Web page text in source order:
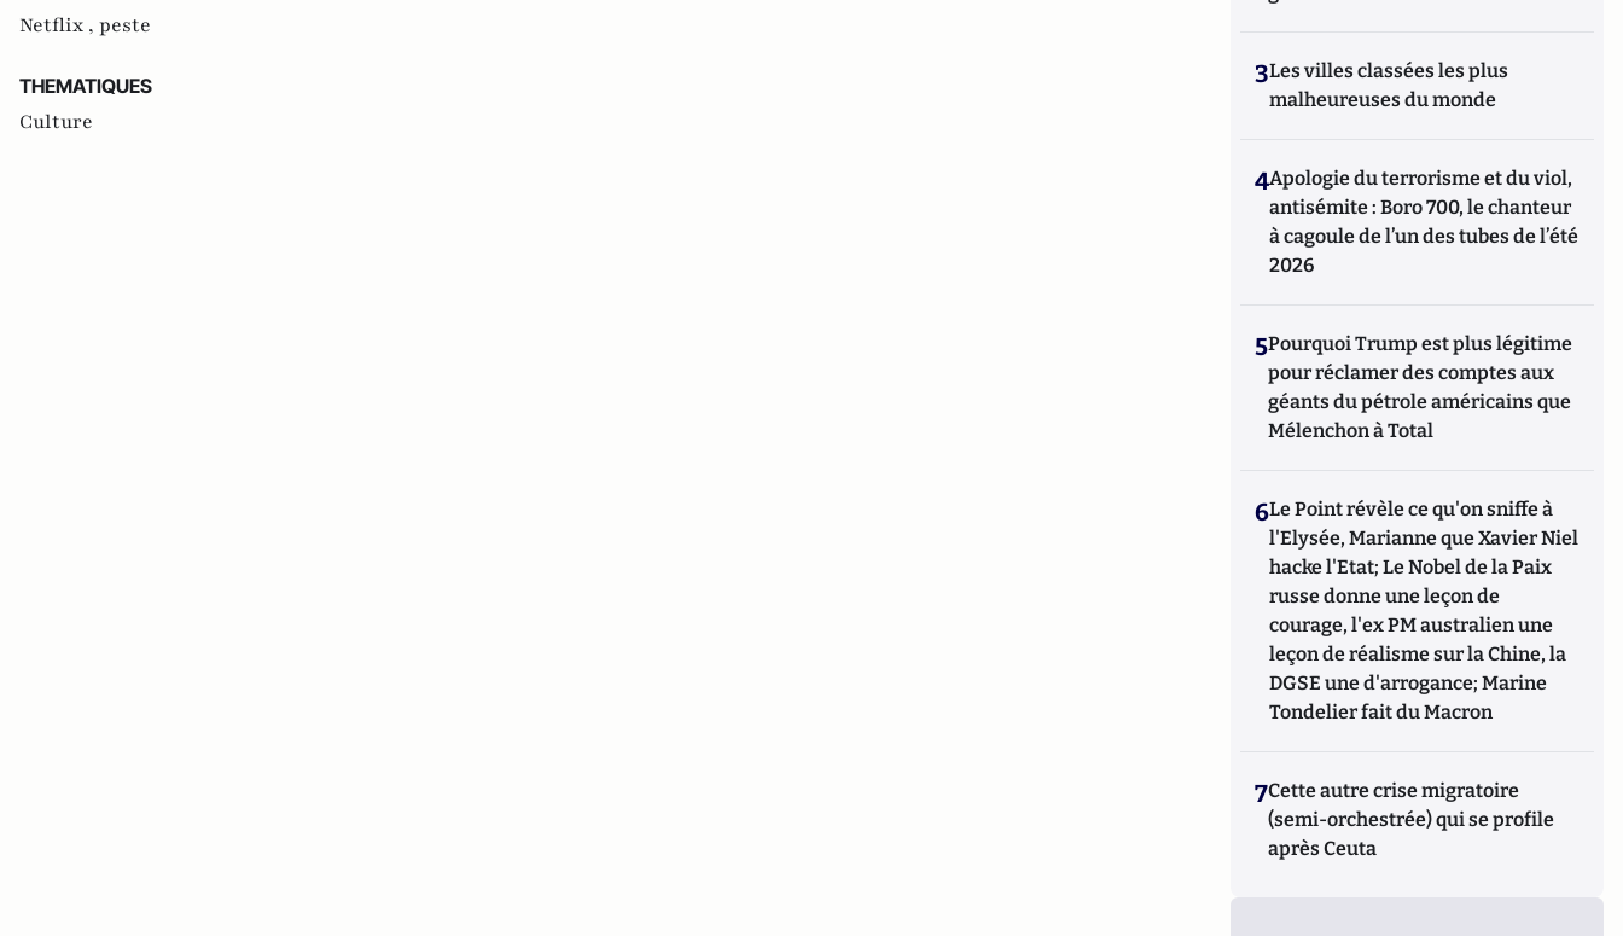
Netflix , peste
THEMATIQUES
Culture
3Les villes classées les plus
malheureuses du monde
4Apologie du terrorisme et du viol,
antisémite : Boro 700, le chanteur
à cagoule de l’un des tubes de l’été
2026
5Pourquoi Trump est plus légitime
pour réclamer des comptes aux
géants du pétrole américains que
Mélenchon à Total
6Le Point révèle ce qu'on sniffe à
l'Elysée, Marianne que Xavier Niel
hacke l'Etat; Le Nobel de la Paix
russe donne une leçon de
courage, l'ex PM australien une
leçon de réalisme sur la Chine, la
DGSE une d'arrogance; Marine
Tondelier fait du Macron
7Cette autre crise migratoire
(semi-orchestrée) qui se profile
après Ceuta